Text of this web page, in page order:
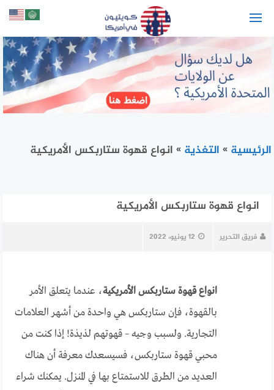
الرئيسية » التغذية » انواع قهوة ستاربكس الأمريكية
انواع قهوة ستاربكس الأمريكية
فريق التحرير 12 يونيو، 2022
انواع قهوة ستاربكس الأمريكية، عندما يتعلق الأمر
بالقهوة، فإن ستاربكس هي واحدة من أشهر العلامات
التجارية. ولسبب وجيه – قهوتهم لذيذة! إذا كنت من
محبي قهوة ستاربكس، فسيسعدك معرفة أن هناك
العديد من الطرق للاستمتاع بها في المنزل. يمكنك شراء